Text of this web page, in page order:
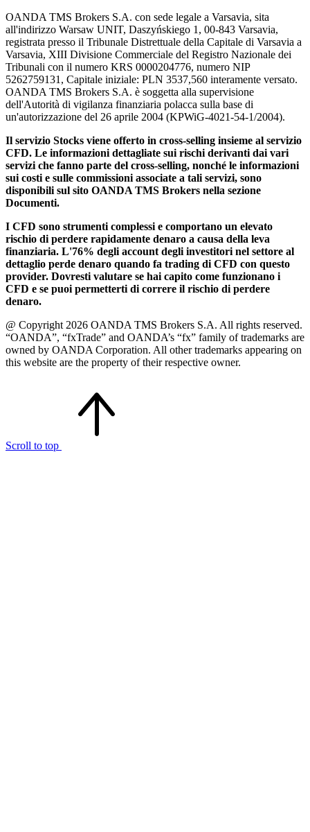
OANDA TMS Brokers S.A. con sede legale a Varsavia, sita
all'indirizzo Warsaw UNIT, Daszyńskiego 1, 00-843 Varsavia,
registrata presso il Tribunale Distrettuale della Capitale di Varsavia a
Varsavia, XIII Divisione Commerciale del Registro Nazionale dei
Tribunali con il numero KRS 0000204776, numero NIP
5262759131, Capitale iniziale: PLN 3537,560 interamente versato.
OANDA TMS Brokers S.A. è soggetta alla supervisione
dell'Autorità di vigilanza finanziaria polacca sulla base di
un'autorizzazione del 26 aprile 2004 (KPWiG-4021-54-1/2004).
Il servizio Stocks viene offerto in cross-selling insieme al servizio
CFD. Le informazioni dettagliate sui rischi derivanti dai vari
servizi che fanno parte del cross-selling, nonché le informazioni
sui costi e sulle commissioni associate a tali servizi, sono
disponibili sul sito OANDA TMS Brokers nella sezione
Documenti.
I CFD sono strumenti complessi e comportano un elevato
rischio di perdere rapidamente denaro a causa della leva
finanziaria. L'76% degli account degli investitori nel settore al
dettaglio perde denaro quando fa trading di CFD con questo
provider. Dovresti valutare se hai capito come funzionano i
CFD e se puoi permetterti di correre il rischio di perdere
denaro.
@ Copyright 2026 OANDA TMS Brokers S.A. All rights reserved.
“OANDA”, “fxTrade” and OANDA’s “fx” family of trademarks are
owned by OANDA Corporation. All other trademarks appearing on
this website are the property of their respective owner.
Scroll to top